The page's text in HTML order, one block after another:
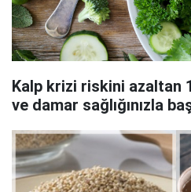
Kalp krizi riskini azaltan
ve damar sağlığınızla